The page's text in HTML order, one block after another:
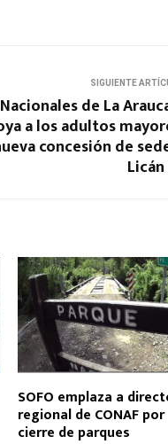
SIGUIENTE
de La
a los adultos
concesión de
SOFO emplaza a
regional de CONAF por
cierre de parques